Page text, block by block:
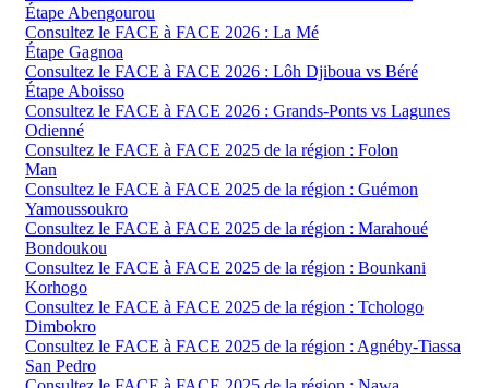
Étape Abengourou
Consultez le FACE à FACE 2026 : La Mé
Étape Gagnoa
Consultez le FACE à FACE 2026 : Lôh Djiboua vs Béré
Étape Aboisso
Consultez le FACE à FACE 2026 : Grands-Ponts vs Lagunes
Odienné
Consultez le FACE à FACE 2025 de la région : Folon
Man
Consultez le FACE à FACE 2025 de la région : Guémon
Yamoussoukro
Consultez le FACE à FACE 2025 de la région : Marahoué
Bondoukou
Consultez le FACE à FACE 2025 de la région : Bounkani
Korhogo
Consultez le FACE à FACE 2025 de la région : Tchologo
Dimbokro
Consultez le FACE à FACE 2025 de la région : Agnéby-Tiassa
San Pedro